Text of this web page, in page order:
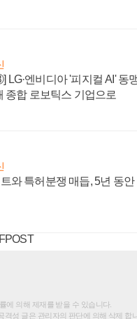
LG·엔비디아 '피지컬 AI' 동
종합 로보틱스 기업으로
와 특허분쟁 매듭, 5년 동안
에 의해 제재를 받을 수 있습니다.
성 글은 관리자의 판단에 의해 삭제 합